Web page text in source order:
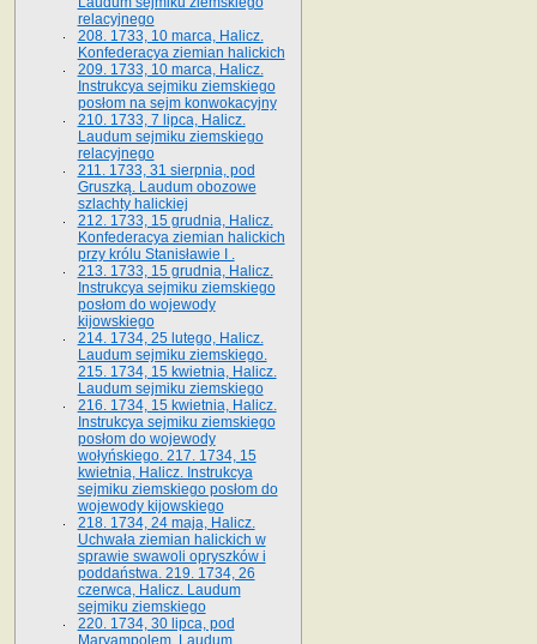
relacyjnego
208. 1733, 10 marca, Halicz.
Konfederacya ziemian halickich­
209. 1733, 10 marca, Halicz.
Instrukcya sejmiku ziemskiego
posłom na sejm konwokacyjny
210. 1733, 7 lipca, Halicz.
Laudum sejmiku ziemskiego
relacyjnego
211. 1733, 31 sierpnia, pod
Gruszką. Laudum obozowe
szlachty halickiej
212. 1733, 15 grudnia, Halicz.
Konfederacya ziemian halickich
przy królu Stanisławie I .
213. 1733, 15 grudnia, Halicz.
Instrukcya sejmiku ziemskiego
posłom do wojewody
kijowskiego
214. 1734, 25 lutego, Halicz.
Laudum sejmiku ziemskiego.
215. 1734, 15 kwietnia, Halicz.
Laudum sejmiku ziemskiego
216. 1734, 15 kwietnia, Halicz.
Instrukcya sejmiku ziemskiego
posłom do wojewody
wołyńskiego. 217. 1734, 15
kwietnia, Halicz. Instrukcya
sejmiku ziemskiego posłom do
wojewody kijowskiego
218. 1734, 24 maja, Halicz.
Uchwała ziemian halickich w
sprawie swawoli opryszków i
poddaństwa. 219. 1734, 26
czerwca, Halicz. Laudum
sejmiku ziemskiego
220. 1734, 30 lipca, pod
Maryampolem. Laudum